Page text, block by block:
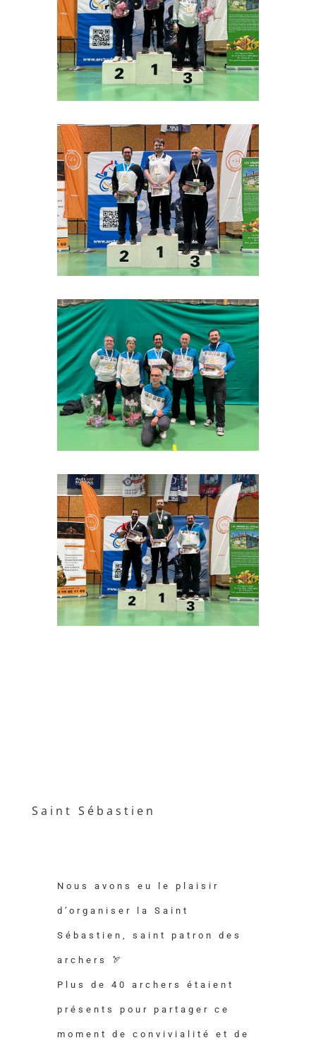
Saint Sébastien
Nous avons eu le plaisir
d’organiser la Saint
Sébastien, saint patron des
archers 🏹
Plus de 40 archers étaient
présents pour partager ce
moment de convivialité et de